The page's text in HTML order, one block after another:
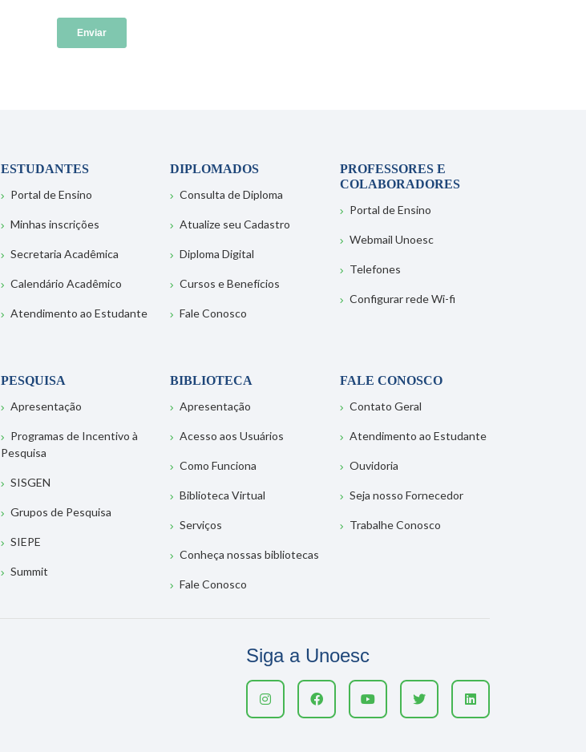
ESTUDANTES
Portal de Ensino
Minhas inscrições
Secretaria Acadêmica
Calendário Acadêmico
Atendimento ao Estudante
DIPLOMADOS
Consulta de Diploma
Atualize seu Cadastro
Diploma Digital
Cursos e Benefícios
Fale Conosco
PROFESSORES E
COLABORADORES
Portal de Ensino
Webmail Unoesc
Telefones
Configurar rede Wi-fi
PESQUISA
Apresentação
Programas de Incentivo à
Pesquisa
SISGEN
Grupos de Pesquisa
SIEPE
Summit
BIBLIOTECA
Apresentação
Acesso aos Usuários
Como Funciona
Biblioteca Virtual
Serviços
Conheça nossas bibliotecas
Fale Conosco
FALE CONOSCO
Contato Geral
Atendimento ao Estudante
Ouvidoria
Seja nosso Fornecedor
Trabalhe Conosco
Siga a Unoesc